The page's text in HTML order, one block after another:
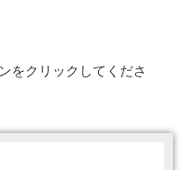
をクリックしてくださ